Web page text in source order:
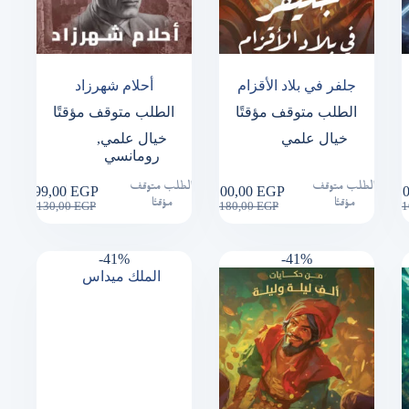
أحلام شهرزاد
الطلب متوقف مؤقتًا
خيال علمي,
رومانسي
130,00EGP
Original
130,00 EGP.
99,00 EGP
Current
99,00 EGP.
الطلب متوقف
مؤقتًا
جلفر في بلاد الأقزام
الطلب متوقف مؤقتًا
خيال علمي
180,00EGP
Original
180,00 EGP.
100,00 EGP
Current
100,00 EGP.
الطلب متوقف
مؤقتًا
-41% -41%